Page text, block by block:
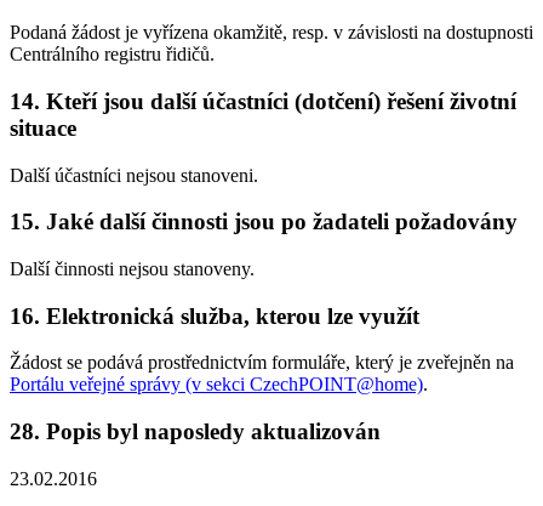
Podaná žádost je vyřízena okamžitě, resp. v závislosti na dostupnosti
Centrálního registru řidičů.
14. Kteří jsou další účastníci (dotčení) řešení životní
situace
Další účastníci nejsou stanoveni.
15. Jaké další činnosti jsou po žadateli požadovány
Další činnosti nejsou stanoveny.
16. Elektronická služba, kterou lze využít
Žádost se podává prostřednictvím formuláře, který je zveřejněn na
Portálu veřejné správy (v sekci CzechPOINT@home).
28. Popis byl naposledy aktualizován
23.02.2016